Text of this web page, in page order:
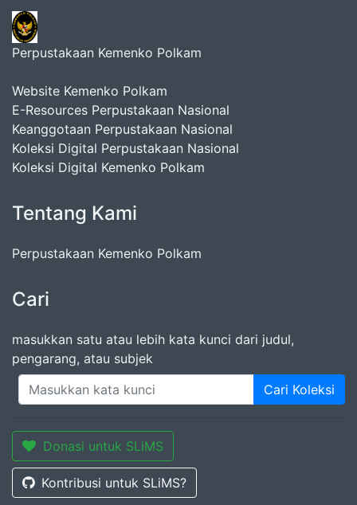
Perpustakaan Kemenko Polkam
Website Kemenko Polkam
E-Resources Perpustakaan Nasional
Keanggotaan Perpustakaan Nasional
Koleksi Digital Perpustakaan Nasional
Koleksi Digital Kemenko Polkam
Tentang Kami
Perpustakaan Kemenko Polkam
Cari
masukkan satu atau lebih kata kunci dari judul,
pengarang, atau subjek
Cari Koleksi
Donasi untuk SLiMS
Kontribusi untuk SLiMS?